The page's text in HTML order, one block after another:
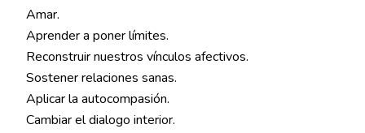
Amar.
Aprender a poner límites.
Reconstruir nuestros vínculos afectivos.
Sostener relaciones sanas.
Aplicar la autocompasión.
Cambiar el dialogo interior.